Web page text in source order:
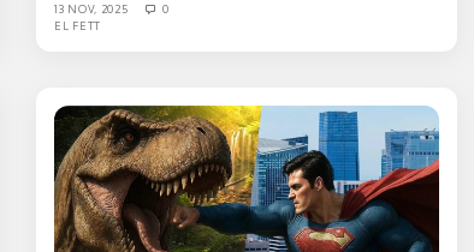
13 NOV, 2025
0
EL FETT